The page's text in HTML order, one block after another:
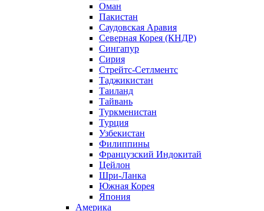
Оман
Пакистан
Саудовская Аравия
Северная Корея (КНДР)
Сингапур
Сирия
Стрейтс-Сетлментс
Таджикистан
Таиланд
Тайвань
Туркменистан
Турция
Узбекистан
Филиппины
Французский Индокитай
Цейлон
Шри-Ланка
Южная Корея
Япония
Америка